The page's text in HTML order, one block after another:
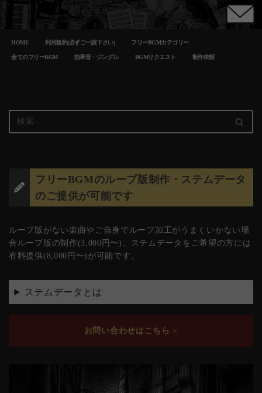
コ
ン
テ
ス
ッ
HOME 利用規約(必ずご一読下さい) フリーBGMカテゴリー
全てのフリーBGM 効果音・ジングル BGMリクエスト 制作依頼
フリーBGMのループ版制作・ステムデータ
のご提供が可能です
ループ版がない楽曲やご自身でループ加工がうまくいかない場
合ループ版の制作(3,000円〜)、ステムデータをご希望の方には
有料提供(8,000円〜)が可能です。
ステムデータとは
お問い合わせはこちら >